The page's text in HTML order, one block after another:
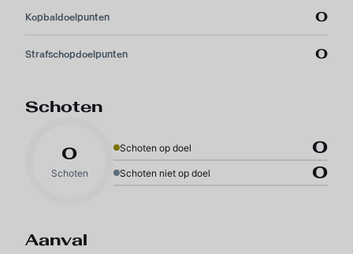
Kopbaldoelpunten 0
Strafschopdoelpunten 0
Schoten
0
Schoten
Schoten op doel 0
Schoten niet op doel 0
Aanval